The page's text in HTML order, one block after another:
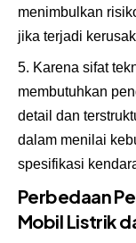
menimbulkan
jika terjadi
Karena sifat
membutuhkan
detail dan
dalam menilai
spesifikasi
Perbedaan
Mobil Listrik